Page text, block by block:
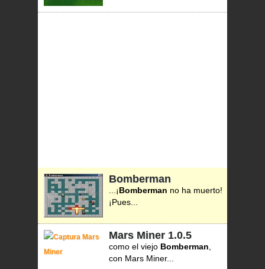
Bomberman
...¡Bomberman no ha muerto!
¡Pues...
Mars Miner 1.0.5
como el viejo Bomberman
con Mars Miner...